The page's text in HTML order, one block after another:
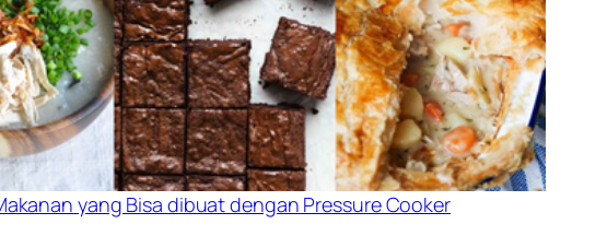
yang Bisa dibuat dengan Pressure Cooker